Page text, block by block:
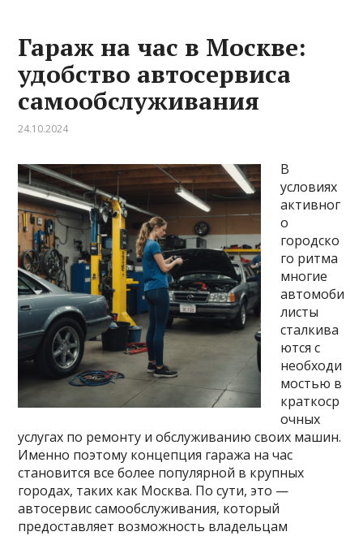
Гараж на час в Москве:
удобство автосервиса
самообслуживания
24.10.2024
В
условиях
активног
о
городско
го ритма
многие
автомоби
листы
сталкива
ются с
необходи
мостью в
краткоср
очных
услугах по ремонту и обслуживанию своих машин.
Именно поэтому концепция гаража на час
становится все более популярной в крупных
городах, таких как Москва. По сути, это —
автосервис самообслуживания, который
предоставляет возможность владельцам